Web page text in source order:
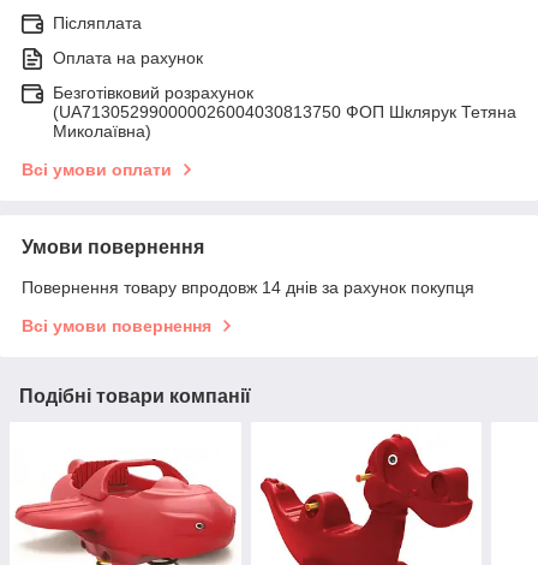
Післяплата
Оплата на рахунок
Безготівковий розрахунок
(UA713052990000026004030813750 ФОП Шклярук Тетяна
Миколаївна)
Всі умови оплати
Умови повернення
Повернення товару впродовж 14 днів за рахунок покупця
Всі умови повернення
Подібні товари компанії